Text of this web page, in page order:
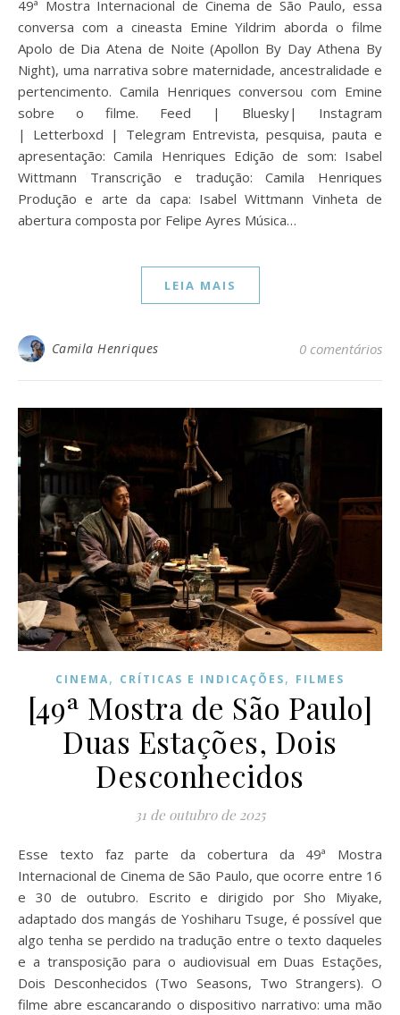
49ª Mostra Internacional de Cinema de São Paulo, essa
conversa com a cineasta Emine Yildrim aborda o filme
Apolo de Dia Atena de Noite (Apollon By Day Athena By
Night), uma narrativa sobre maternidade, ancestralidade e
pertencimento. Camila Henriques conversou com Emine
sobre o filme. Feed | Bluesky| Instagram
| Letterboxd | Telegram Entrevista, pesquisa, pauta e
apresentação: Camila Henriques Edição de som: Isabel
Wittmann Transcrição e tradução: Camila Henriques
Produção e arte da capa: Isabel Wittmann Vinheta de
abertura composta por Felipe Ayres Música…
LEIA MAIS
Camila Henriques 0 comentários
CINEMA, CRÍTICAS E INDICAÇÕES, FILMES
[49ª Mostra de São Paulo]
Duas Estações, Dois
Desconhecidos
31 de outubro de 2025
Esse texto faz parte da cobertura da 49ª Mostra
Internacional de Cinema de São Paulo, que ocorre entre 16
e 30 de outubro. Escrito e dirigido por Sho Miyake,
adaptado dos mangás de Yoshiharu Tsuge, é possível que
algo tenha se perdido na tradução entre o texto daqueles
e a transposição para o audiovisual em Duas Estações,
Dois Desconhecidos (Two Seasons, Two Strangers). O
filme abre escancarando o dispositivo narrativo: uma mão